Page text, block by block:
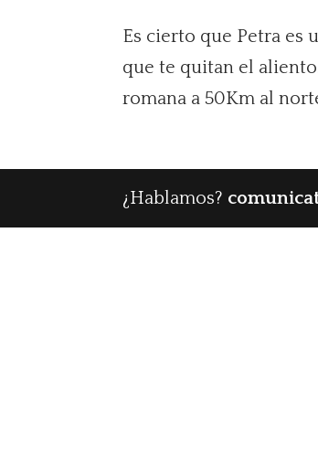
Es cierto que Petra es
que te quitan el
romana a 50Km al
¿Hablamos?